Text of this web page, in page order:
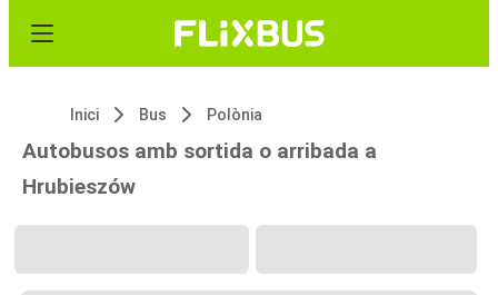
Inici Bus Polònia
Autobusos amb sortida o arribada a
Hrubieszów